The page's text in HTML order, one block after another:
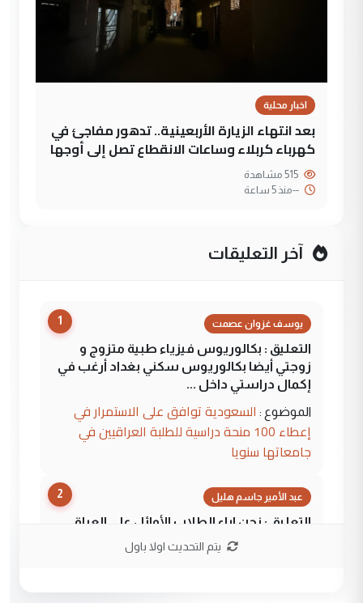
اخبار محلية
بعد انتهاء الزيارة الأربعينية.. تدهور مفاجئ في
كهرباء كربلاء وساعات الانقطاع تصل إلى أوجها
--منذ 5 ساعة
آخر التعليقات
1 يوسف غزوان عصمت
التعليق : بكالوريوس فيزياء طبية متزوج و
زوجتي أيضا بكالوريوس سكني بغداد أرغب في
إكمال دراستي داخل ...
الموضوع : السعودية توافق على الاستمرار في
إعطاء 100 منحة دراسية للطلبة العراقيين في
جامعاتها سنويا
2 عبد الأمير جاسم هليل
التعليق : نحن اباء الطلاب الأوائل على العراق
نتشرف بلقاء السيد احمد الصافي في العتبات
يتم التحديث اولا باول